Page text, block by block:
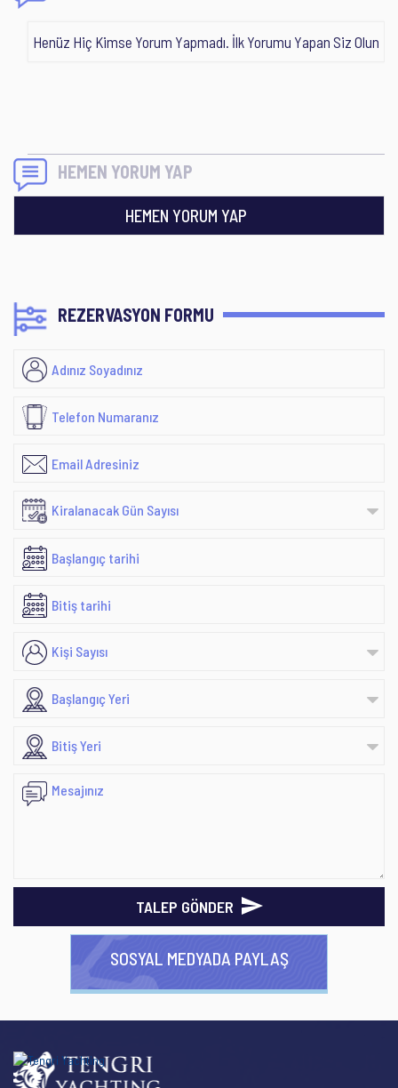
Henüz Hiç Kimse Yorum Yapmadı. İlk Yorumu Yapan Siz Olun
HEMEN YORUM YAP
HEMEN YORUM YAP
REZERVASYON FORMU
TALEP GÖNDER
SOSYAL MEDYADA PAYLAŞ